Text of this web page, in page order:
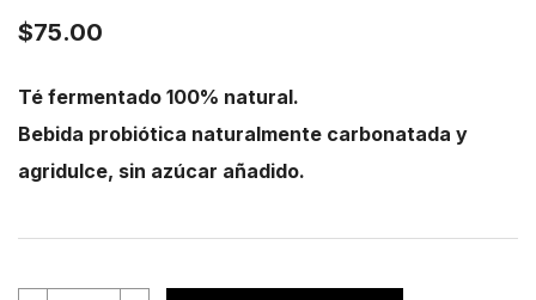
$75.00
Té fermentado 100% natural.
Bebida probiótica naturalmente carbonatada y
agridulce, sin azúcar añadido.